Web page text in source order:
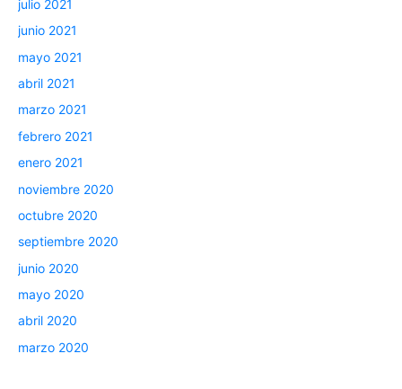
julio 2021
junio 2021
mayo 2021
abril 2021
marzo 2021
febrero 2021
enero 2021
noviembre 2020
octubre 2020
septiembre 2020
junio 2020
mayo 2020
abril 2020
marzo 2020